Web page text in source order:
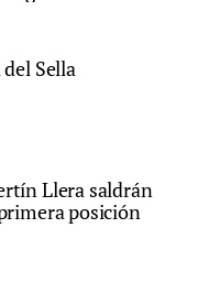
Sella
Llera saldrán
posición